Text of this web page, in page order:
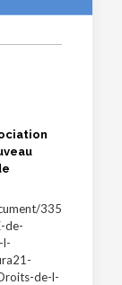
335
de-
l-
de-l-